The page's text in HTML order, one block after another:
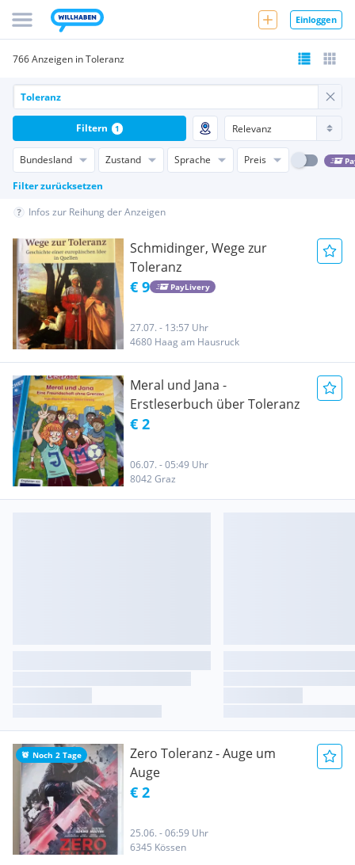
Einloggen
766 Anzeigen in Toleranz
Bundesland Zustand Sprache Preis
Filter zurücksetzen
Filtern 1
Infos zur Reihung der Anzeigen
Schmidinger, Wege zur
Toleranz
€ 9 PayLivery
27.07. - 13:57 Uhr
4680 Haag am Hausruck
Meral und Jana -
Erstleserbuch über Toleranz
€ 2
06.07. - 05:49 Uhr
8042 Graz
Noch 2 Tage
Zero Toleranz - Auge um
Auge
€ 2
25.06. - 06:59 Uhr
6345 Kössen